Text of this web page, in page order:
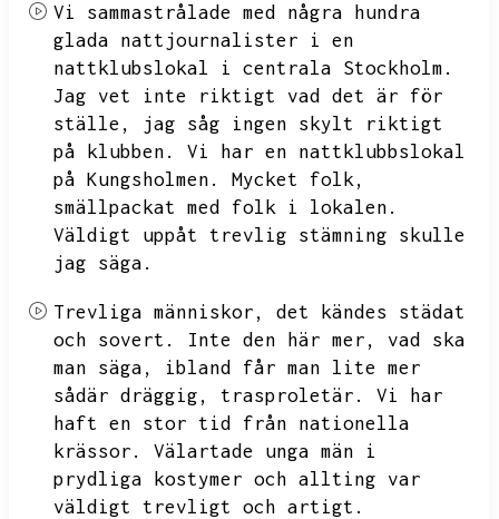
Vi sammastrålade med några hundra
glada nattjournalister i en
nattklubslokal i centrala Stockholm.
Jag vet inte riktigt vad det är för
ställe,
jag såg ingen skylt riktigt
på klubben.
Vi har en nattklubbslokal
på Kungsholmen.
Mycket folk,
smällpackat med folk i lokalen.
Väldigt uppåt trevlig stämning skulle
jag säga.
Trevliga människor,
det kändes städat
och sovert.
Inte den här mer,
vad ska
man säga,
ibland får man lite mer
sådär dräggig,
trasproletär.
Vi har
haft en stor tid från nationella
krässor.
Välartade unga män i
prydliga kostymer och allting var
väldigt trevligt och artigt.